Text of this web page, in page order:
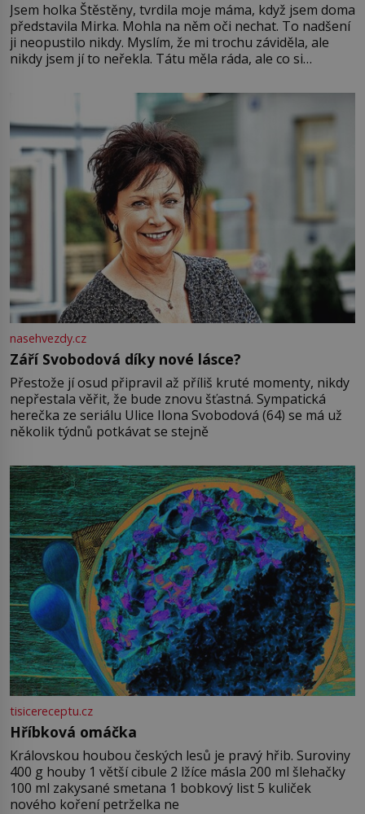
Jsem holka Štěstěny, tvrdila moje máma, když jsem doma
představila Mirka. Mohla na něm oči nechat. To nadšení
ji neopustilo nikdy. Myslím, že mi trochu záviděla, ale
nikdy jsem jí to neřekla. Tátu měla ráda, ale co si
Jsme spolu moc rádi Tehdy byla jiná doba, když
nasehvezdy.cz
Září Svobodová díky nové lásce?
Přestože jí osud připravil až příliš kruté momenty, nikdy
nepřestala věřit, že bude znovu šťastná. Sympatická
herečka ze seriálu Ulice Ilona Svobodová (64) se má už
několik týdnů potkávat se stejně
tisicereceptu.cz
Hříbková omáčka
Královskou houbou českých lesů je pravý hřib. Suroviny
400 g houby 1 větší cibule 2 lžíce másla 200 ml šlehačky
100 ml zakysané smetana 1 bobkový list 5 kuliček
nového koření petrželka ne